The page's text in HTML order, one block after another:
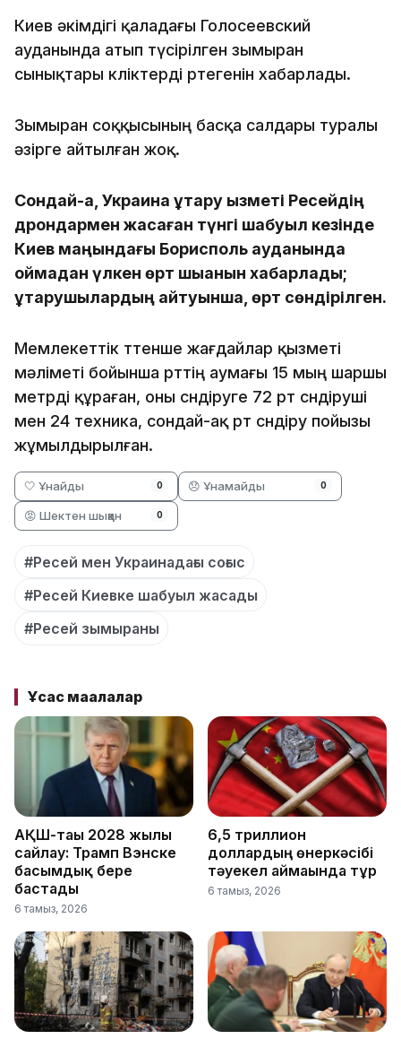
Киев әкімдігі қаладағы Голосеевский
ауданында атып түсірілген зымыран
сынықтары көліктерді өртегенін хабарлады.
Зымыран соққысының басқа салдары туралы
әзірге айтылған жоқ.
Сондай-ақ, Украина құтқару қызметі Ресейдің
дрондармен жасаған түнгі шабуыл кезінде
Киев маңындағы Борисполь ауданында
қоймадан үлкен өрт шыққанын хабарлады;
құтқарушылардың айтуынша, өрт сөндірілген.
Мемлекеттік төтенше жағдайлар қызметі
мәліметі бойынша өрттің аумағы 15 мың шаршы
метрді құраған, оны сөндіруге 72 өрт сөндіруші
мен 24 техника, сондай-ақ өрт сөндіру пойызы
жұмылдырылған.
🤍 Ұнайды 0 😞 Ұнамайды 0
😡 Шектен шыққан 0
#Ресей мен Украинадағы соғыс
#Ресей Киевке шабуыл жасады
#Ресей зымыраны
Ұқсас мақалалар
АҚШ-тағы 2028 жылғы
сайлау: Трамп Вэнске
басымдық бере
бастады
6 тамыз, 2026
6,5 триллион
доллардың өнеркәсібі
тәуекел аймағында тұр
6 тамыз, 2026